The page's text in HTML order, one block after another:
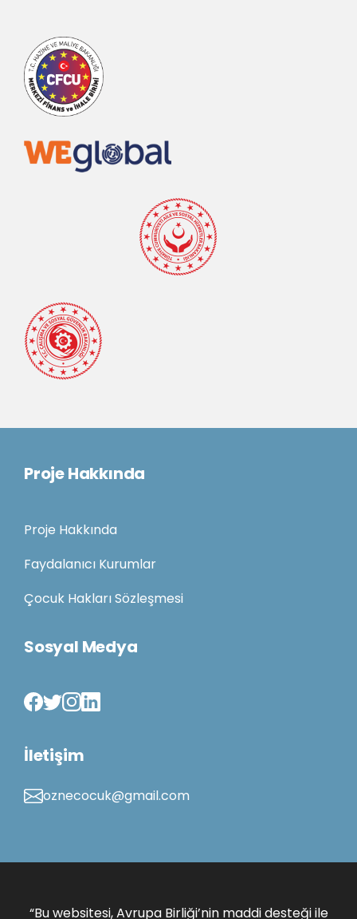
Proje Hakkında
Proje Hakkında
Faydalanıcı Kurumlar
Çocuk Hakları Sözleşmesi
Sosyal Medya
İletişim
oznecocuk@gmail.com
“Bu websitesi, Avrupa Birliği’nin maddi desteği ile